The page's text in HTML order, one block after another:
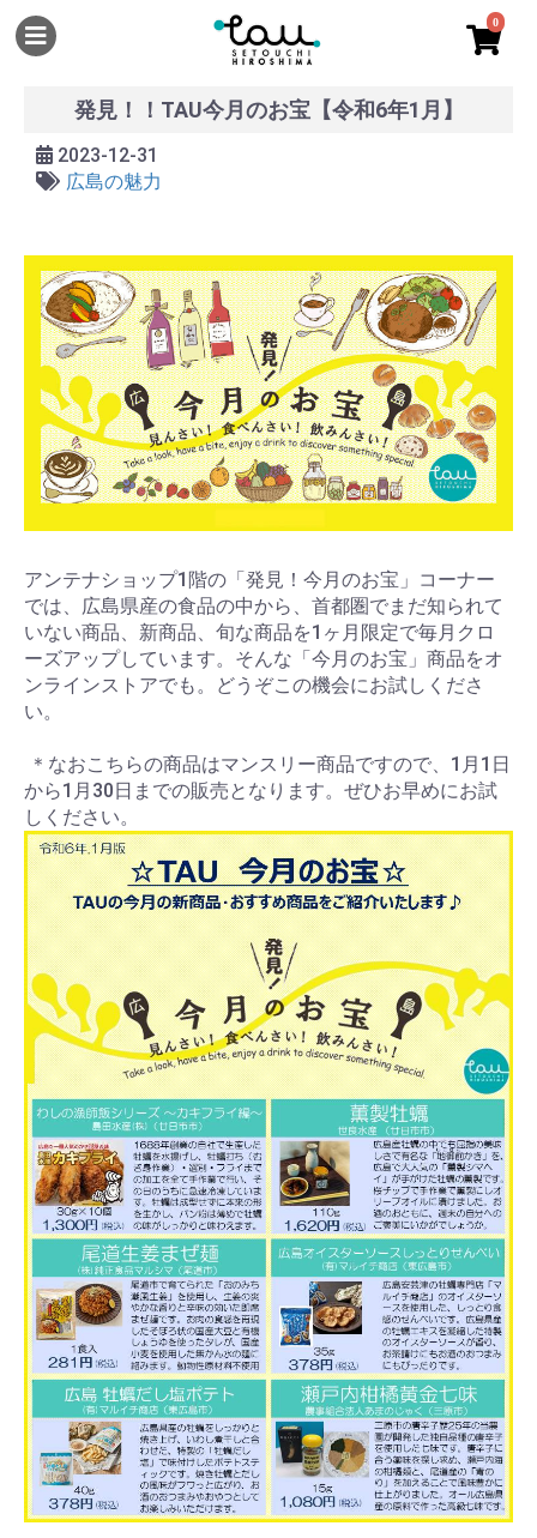
0
発見！！TAU今月のお宝【令和6年1月】
2023-12-31
広島の魅力
アンテナショップ1階の「発見！今月のお宝」コーナー
では、広島県産の食品の中から、首都圏でまだ知られて
いない商品、新商品、旬な商品を1ヶ月限定で毎月クロ
ーズアップしています。そんな「今月のお宝」商品をオ
ンラインストアでも。どうぞこの機会にお試しくださ
い。
＊なおこちらの商品はマンスリー商品ですので、1月1日
から1月30日までの販売となります。ぜひお早めにお試
しください。